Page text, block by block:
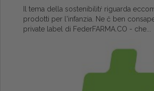
Il tema della sostenibilitŕ riguarda
prodotti per l'infanzia. Ne č ben
private label di FederFARMA.CO - che...